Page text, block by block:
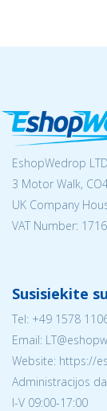
EshopWedrop LTD
3 Motor Walk,
UK Company
VAT Number:
Susisiekite
Tel: +49 1578
Email:
Website: https://
Administracijos
I-V 09:00-17:00